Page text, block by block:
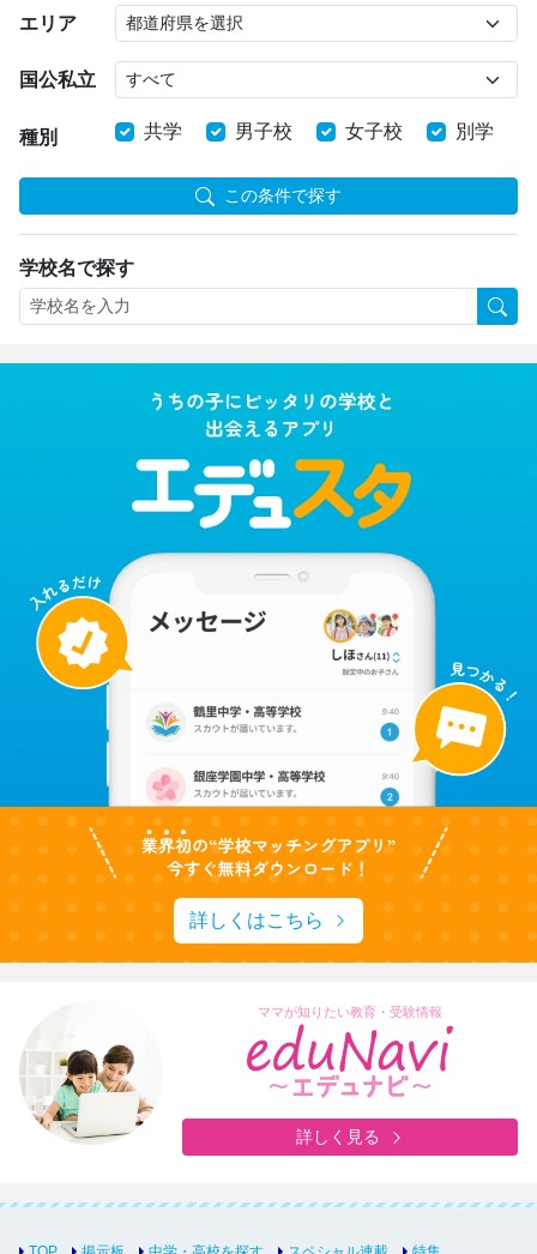
エリア
国公私立
種別 共学 男子校 女子校 別学
この条件で探す
学校名で探す
詳しくはこちら
ママが知りたい教育・受験情報
詳しく見る